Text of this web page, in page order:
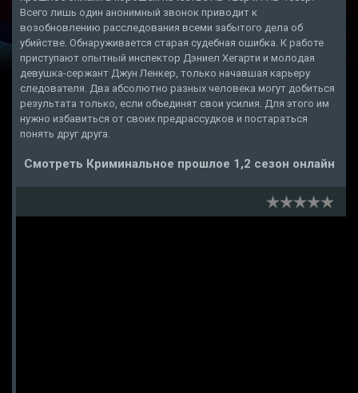
Всего лишь один анонимный звонок приводит к
возобновлению расследования всеми забытого дела об
убийстве. Обнаруживается старая судебная ошибка. К работе
приступают опытный инспектор Дэниел Хегарти и молодая
девушка-сержант Джун Ленкер, только начавшая карьеру
следователя. Два абсолютно разных человека могут добиться
результата только, если объединят свои усилия. Для этого им
нужно избавиться от своих предрассудков и постараться
понять друг друга.
Смотреть Криминальное прошлое 1,2 сезон онлайн